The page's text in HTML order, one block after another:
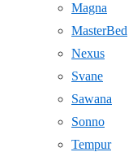
Magna
MasterBed
Nexus
Svane
Sawana
Sonno
Tempur